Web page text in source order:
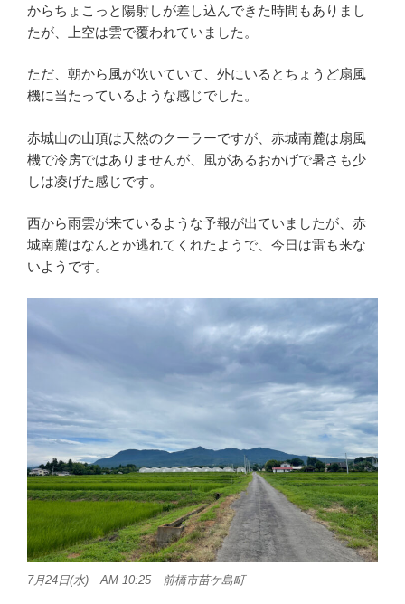
からちょこっと陽射しが差し込んできた時間もありまし
たが、上空は雲で覆われていました。
ただ、朝から風が吹いていて、外にいるとちょうど扇風
機に当たっているような感じでした。
赤城山の山頂は天然のクーラーですが、赤城南麓は扇風
機で冷房ではありませんが、風があるおかげで暑さも少
しは凌げた感じです。
西から雨雲が来ているような予報が出ていましたが、赤
城南麓はなんとか逃れてくれたようで、今日は雷も来な
いようです。
7月24日(水) AM 10:25 前橋市苗ケ島町